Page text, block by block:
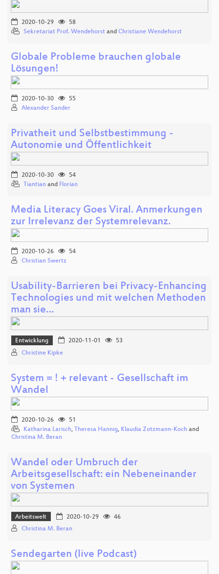
2020-10-29
58
Sekretariat Prof. Wendehorst and Christiane Wendehorst
Globale Probleme brauchen globale
Lösungen!
2020-10-30
55
Alexander Sander
Privatheit und Selbstbestimmung -
Autonomie und Öffentlichkeit
2020-10-30
54
Tiantian and Florian
Media Literacy Goes Viral. Anmerkungen
zur Irrelevanz der Systemrelevanz.
2020-10-26
54
Christian Swertz
Usability-Barrieren bei Privacy-Enhancing
Technologies und mit welchen Methoden
man sie…
Entwicklung 2020-11-01
53
Christine Kipke
System = ! + relevant - Gesellschaft im
Wandel
2020-10-26
51
Katharina Larisch, Theresa Hannig, Klaudia Zotzmann-Koch and
Christina M. Beran
Wandel oder Umbruch der
Arbeitsgesellschaft: ein Nebeneinander
von Systemen
Arbeitswelt 2020-10-29
46
Christina M. Beran
Sendegarten (live Podcast)